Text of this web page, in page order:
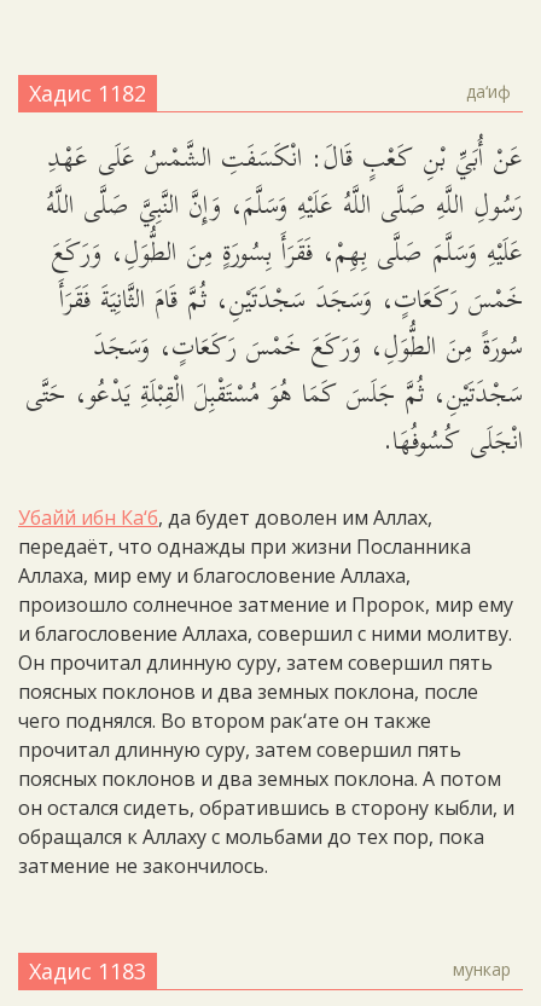
Хадис 1182 да‘иф
عَنْ أُبَيِّ بْنِ كَعْبٍ قَالَ: انْكَسَفَتِ الشَّمْسُ عَلَى عَهْدِ
رَسُولِ اللَّهِ صَلَّى اللَّهُ عَلَيْهِ وَسَلَّمَ، وَإِنَّ النَّبِيَّ صَلَّى اللَّهُ
عَلَيْهِ وَسَلَّمَ صَلَّى بِهِمْ، فَقَرَأَ بِسُورَةٍ مِنَ الطُّوَلِ، وَرَكَعَ
خَمْسَ رَكَعَاتٍ، وَسَجَدَ سَجْدَتَيْنِ، ثُمَّ قَامَ الثَّانِيَةَ فَقَرَأَ
سُورَةً مِنَ الطُّوَلِ، وَرَكَعَ خَمْسَ رَكَعَاتٍ، وَسَجَدَ
سَجْدَتَيْنِ، ثُمَّ جَلَسَ كَمَا هُوَ مُسْتَقْبِلَ الْقِبْلَةِ يَدْعُو، حَتَّى
انْجَلَى كُسُوفُهَا.
Убайй ибн Ка‘б, да будет доволен им Аллах,
передаёт, что однажды при жизни Посланника
Аллаха, мир ему и благословение Аллаха,
произошло солнечное затмение и Пророк, мир ему
и благословение Аллаха, совершил с ними молитву.
Он прочитал длинную суру, затем совершил пять
поясных поклонов и два земных поклона, после
чего поднялся. Во втором рак‘ате он также
прочитал длинную суру, затем совершил пять
поясных поклонов и два земных поклона. А потом
он остался сидеть, обратившись в сторону кыбли, и
обращался к Аллаху с мольбами до тех пор, пока
затмение не закончилось.
Хадис 1183 мункар